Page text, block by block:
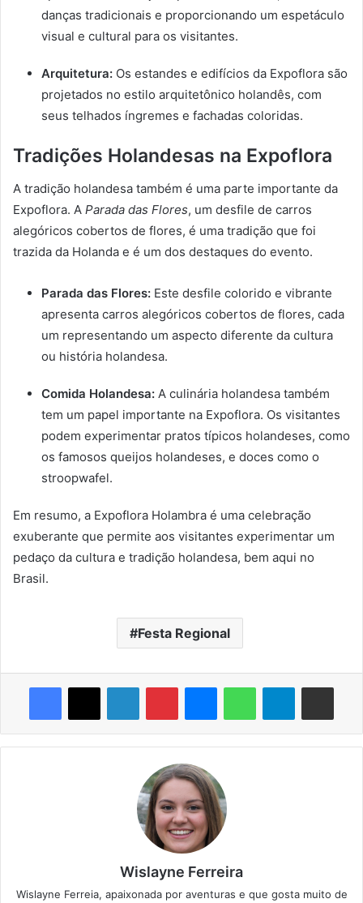
danças tradicionais e proporcionando um espetáculo
visual e cultural para os visitantes.
Arquitetura: Os estandes e edifícios da Expoflora são
projetados no estilo arquitetônico holandês, com
seus telhados íngremes e fachadas coloridas.
Tradições Holandesas na Expoflora
A tradição holandesa também é uma parte importante da
Expoflora. A Parada das Flores, um desfile de carros
alegóricos cobertos de flores, é uma tradição que foi
trazida da Holanda e é um dos destaques do evento.
Parada das Flores: Este desfile colorido e vibrante
apresenta carros alegóricos cobertos de flores, cada
um representando um aspecto diferente da cultura
ou história holandesa.
Comida Holandesa: A culinária holandesa também
tem um papel importante na Expoflora. Os visitantes
podem experimentar pratos típicos holandeses, como
os famosos queijos holandeses, e doces como o
stroopwafel.
Em resumo, a Expoflora Holambra é uma celebração
exuberante que permite aos visitantes experimentar um
pedaço da cultura e tradição holandesa, bem aqui no
Brasil.
Festa Regional
Facebook
X LinkedinPinterestMessengerWhatsAppTelegramCompartilhar via e-mail
Wislayne Ferreira
Wislayne Ferreia, apaixonada por aventuras e que gosta muito de